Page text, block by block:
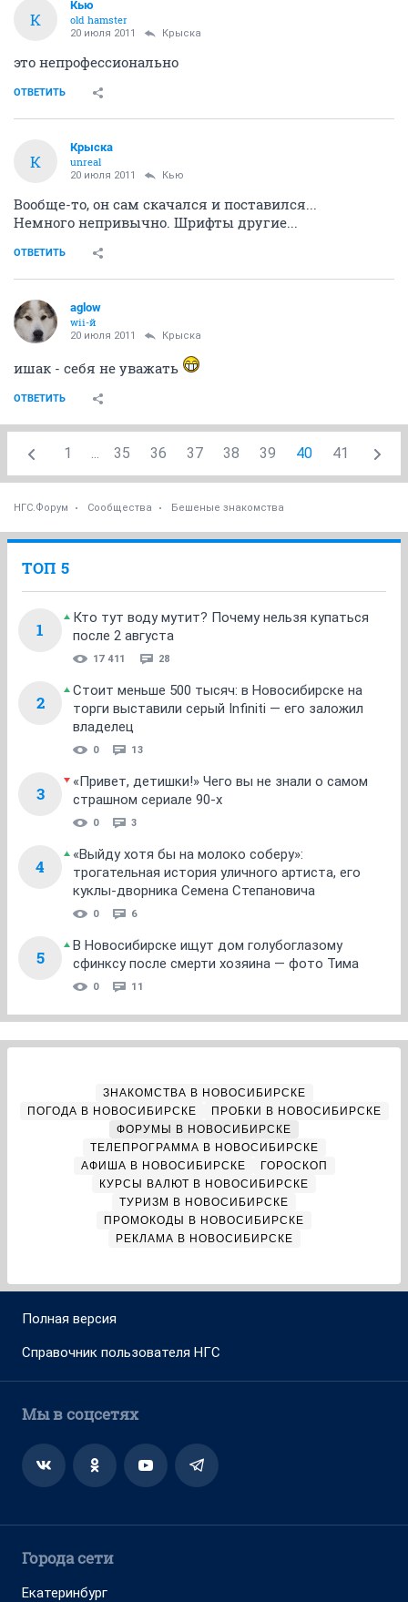
К
Кью
old hamster
20 июля 2011 Крыска
это непрофессионально
ОТВЕТИТЬ
К
Крыска
unreal
20 июля 2011 Кью
Вообще-то, он сам скачался и поставился...
Немного непривычно. Шрифты другие...
ОТВЕТИТЬ
aglow
wii-й
20 июля 2011 Крыска
ишак - себя не уважать
ОТВЕТИТЬ
1 ... 35 36 37 38 39 40 41
НГС.Форум Сообщества Бешеные знакомства
ТОП 5
1
Кто тут воду мутит? Почему нельзя купаться
после 2 августа
17 411 28
2
Стоит меньше 500 тысяч: в Новосибирске на
торги выставили серый Infiniti — его заложил
владелец
0 13
3
«Привет, детишки!» Чего вы не знали о самом
страшном сериале 90-х
0 3
4
«Выйду хотя бы на молоко соберу»:
трогательная история уличного артиста, его
куклы-дворника Семена Степановича
0 6
5
В Новосибирске ищут дом голубоглазому
сфинксу после смерти хозяина — фото Тима
0 11
ЗНАКОМСТВА В НОВОСИБИРСКЕ
ПОГОДА В НОВОСИБИРСКЕ
ПРОБКИ В НОВОСИБИРСКЕ
ФОРУМЫ В НОВОСИБИРСКЕ
ТЕЛЕПРОГРАММА В НОВОСИБИРСКЕ
АФИША В НОВОСИБИРСКЕ
ГОРОСКОП
КУРСЫ ВАЛЮТ В НОВОСИБИРСКЕ
ТУРИЗМ В НОВОСИБИРСКЕ
ПРОМОКОДЫ В НОВОСИБИРСКЕ
РЕКЛАМА В НОВОСИБИРСКЕ
Полная версия
Справочник пользователя НГС
Мы в соцсетях
Города сети
Екатеринбург